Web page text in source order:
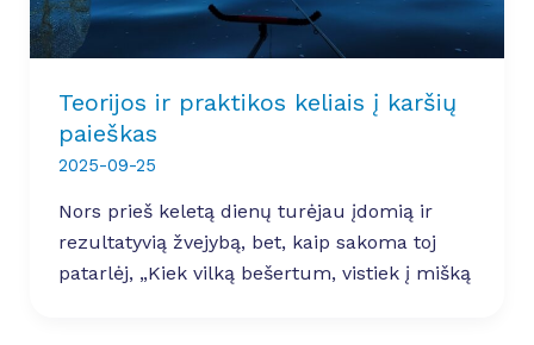
Teorijos ir praktikos keliais į karšių
paieškas
2025-09-25
Nors prieš keletą dienų turėjau įdomią ir
rezultatyvią žvejybą, bet, kaip sakoma toj
patarlėj, „Kiek vilką bešertum, vistiek į mišką